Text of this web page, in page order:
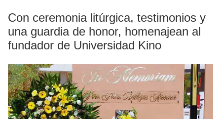
Con ceremonia litúrgica, testimonios y
una guardia de honor, homenajean al
fundador de Universidad Kino